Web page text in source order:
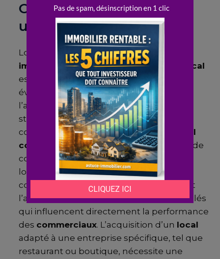
Choisir le bon local pour
un investissement réussi
Lorsqu’on parle d’investissement
immobilier commercial, choisir le bon
local
est primordial. Lesinvestisseursdoivent
évaluer l’emplacement, la visibilité et
l’accessibilité dulocal. Un emplacement
stratégique peut augmenter
considérablement larentabilitéd’un
bail
commercial. D’autre part, il est essentiel de
comprendre les spécificités du marché
local. Les tendances en matière de
consommation, la démographie locale et
l’activité économique sont des facteurs clés
qui influencent directement la performance
des commerciaux. L’acquisition d’un local
adapté à une entreprise spécifique, tel que
restaurant ou boutique, nécessite une